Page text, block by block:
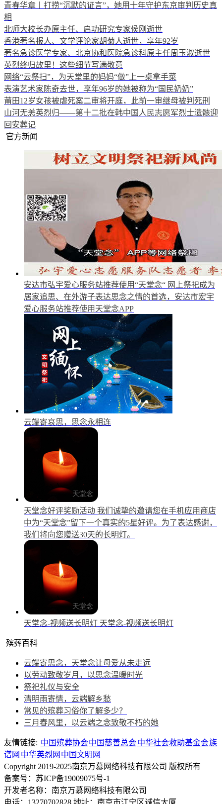
青春华章丨打捞“沉默的证言”，她用十年守护东京审判历史真
相
北师大校长办原主任、启功研究专家侯刚逝世
香港著名报人、文学评论家胡菊人逝世，享年92岁
著名急诊医学专家、北京协和医院急诊科原主任周玉淑逝世
英烈终归故里！这些细节写满敬意
网络“云祭扫”，为天堂里的妈妈“做”上一桌拿手菜
表演艺术家陈奇去世，享年96岁的她被称为“国民奶奶”
莆田12岁女孩被虐死案二审将开庭，此前一审继母被判死刑
山河无恙英烈归——第十二批在韩中国人民志愿军烈士遗骸迎
回安葬记
官方新闻
安达市弘宇爱心服务站推荐使用“天堂念“ 网上祭祀成为
居家追思、在外游子表达思念之情的首选，安达市宏宇
爱心服务站推荐使用天堂念APP
云端寄哀思，思念永相连
天堂念好评奖励活动 我们诚挚的邀请您在手机应用商店
中为“天堂念”留下一个真实的5星好评。为了表达感谢，
我们将向您赠送30天的长明灯。
天堂念-视频送长明灯 天堂念-视频送长明灯
殡葬百科
云端寄思念，天堂念让母爱从未走远
以劳动致敬岁月，以思念温暖时光
祭祀礼仪与安全
清明雨寄情，云端解乡愁
常见的殡葬习俗你了解多少？
三月春风里，以云端之念致敬不朽的她
友情链接: 中国殡葬协会中国慈善总会中华社会救助基金会族
谱网 中华英烈网 中国文明网
Copyright 2019-2025南京万慕网络科技有限公司 版权所有
备案号：苏ICP备19009075号-1
开发者名称：南京万慕网络科技有限公司
电话：13270702828 地址：南京市江宁区诚信大厦